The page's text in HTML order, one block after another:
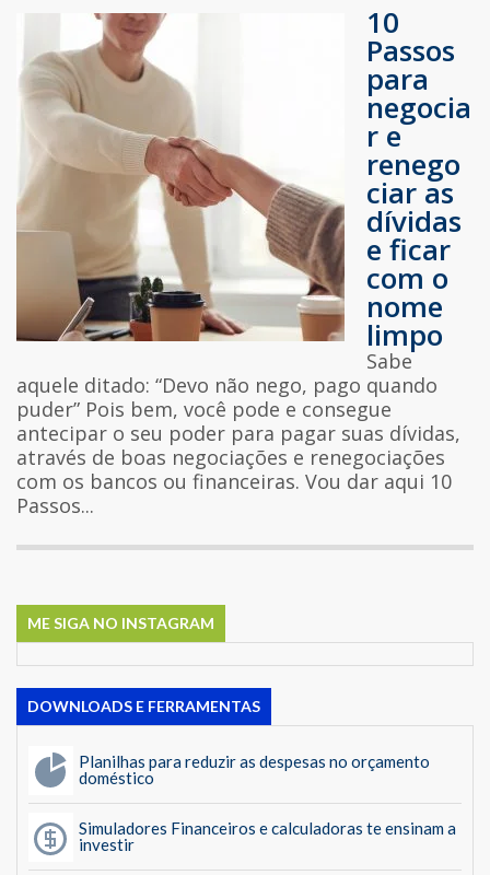
10
Passos
para
negocia
r e
renego
ciar as
dívidas
e ficar
com o
nome
limpo
Sabe
aquele ditado: “Devo não nego, pago quando
puder” Pois bem, você pode e consegue
antecipar o seu poder para pagar suas dívidas,
através de boas negociações e renegociações
com os bancos ou financeiras. Vou dar aqui 10
Passos...
ME SIGA NO INSTAGRAM
DOWNLOADS E FERRAMENTAS
Planilhas para reduzir as despesas no orçamento
doméstico
Simuladores Financeiros e calculadoras te ensinam a
investir